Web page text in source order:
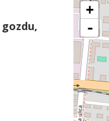
+
-